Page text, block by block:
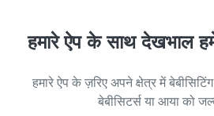
हमारे ऐप के साथ देखभाल
हमारे ऐप के ज़रिए अपने क्षेत्र में
बेबीसिटर्स या आया को